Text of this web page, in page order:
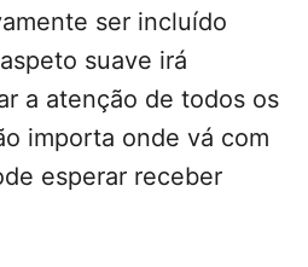
ser incluído
suave irá
a atenção de todos os
importa onde vá com
esperar receber